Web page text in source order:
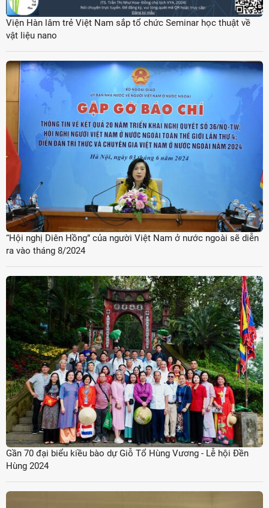
Viện Hàn lâm trẻ Việt Nam sắp tổ chức Seminar học thuật về
vật liệu nano
“Hội nghị Diên Hồng” của người Việt Nam ở nước ngoài sẽ diễn
ra vào tháng 8/2024
Gần 70 đại biểu kiều bào dự Giỗ Tổ Hùng Vương - Lễ hội Đền
Hùng 2024